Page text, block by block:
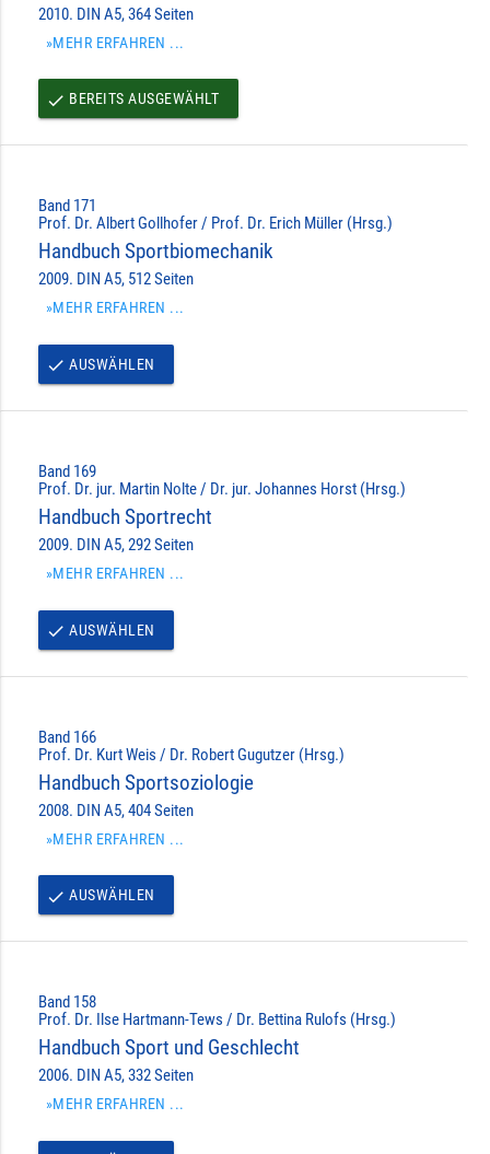
2010. DIN A5, 364 Seiten
»MEHR ERFAHREN ...
done BEREITS AUSGEWÄHLT
Band 171
Prof. Dr. Albert Gollhofer / Prof. Dr. Erich Müller (Hrsg.)
Handbuch Sportbiomechanik
2009. DIN A5, 512 Seiten
»MEHR ERFAHREN ...
done AUSWÄHLEN
Band 169
Prof. Dr. jur. Martin Nolte / Dr. jur. Johannes Horst (Hrsg.)
Handbuch Sportrecht
2009. DIN A5, 292 Seiten
»MEHR ERFAHREN ...
done AUSWÄHLEN
Band 166
Prof. Dr. Kurt Weis / Dr. Robert Gugutzer (Hrsg.)
Handbuch Sportsoziologie
2008. DIN A5, 404 Seiten
»MEHR ERFAHREN ...
done AUSWÄHLEN
Band 158
Prof. Dr. Ilse Hartmann-Tews / Dr. Bettina Rulofs (Hrsg.)
Handbuch Sport und Geschlecht
2006. DIN A5, 332 Seiten
»MEHR ERFAHREN ...